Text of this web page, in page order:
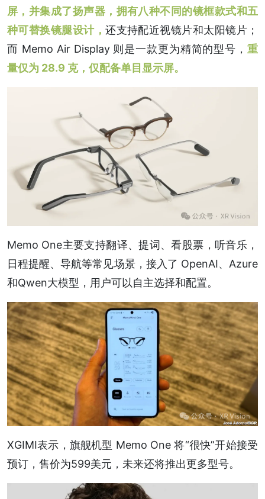
屏，并集成了扬声器，拥有八种不同的镜框款式和五
种可替换镜腿设计，还支持配近视镜片和太阳镜片；
而 Memo Air Display 则是一款更为精简的型号， 重
量仅为 28.9 克，仅配备单目显示屏。
Memo One主要支持翻译、提词、看股票，听音乐，
日程提醒、导航等常见场景，接入了 OpenAI、Azure
和Qwen大模型，用户可以自主选择和配置。
XGIMI表示，旗舰机型 Memo One 将“很快”开始接受
预订，售价为599美元，未来还将推出更多型号。